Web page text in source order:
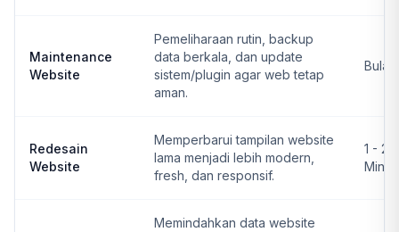
Maintenance
Website
Pemeliharaan rutin, backup
data berkala, dan update
sistem/plugin agar web tetap
aman.
Redesain
Website
Memperbarui tampilan website
lama menjadi lebih modern,
fresh, dan responsif.
1 - 2
Memindahkan data website